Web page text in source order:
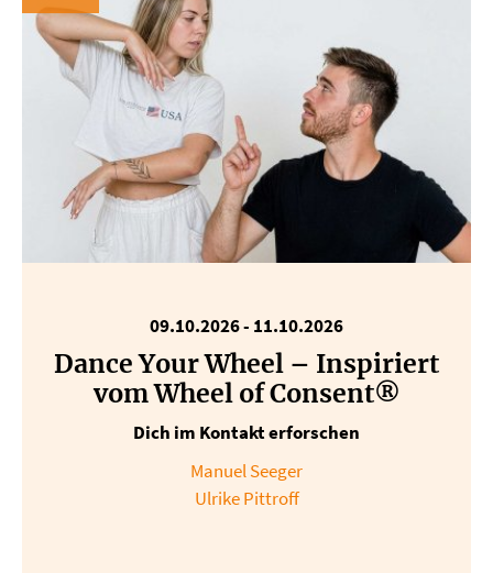
09.10.2026- 11.10.2026
Dance Your Wheel – Inspiriert
vom Wheel of Consent®
Dich im Kontakt erforschen
Manuel Seeger
Ulrike Pittroff